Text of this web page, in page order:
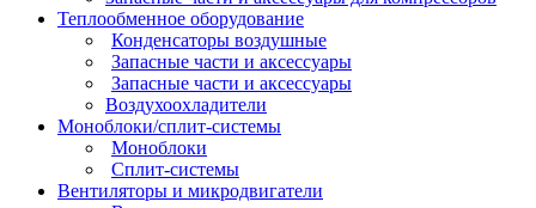
Теплообменное оборудование
Конденсаторы воздушные
Запасные части и аксессуары
Запасные части и аксессуары
Воздухоохладители
Моноблоки/сплит-системы
Моноблоки
Сплит-системы
Вентиляторы и микродвигатели